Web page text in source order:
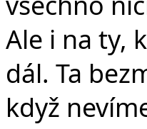
Ale i na ty,
dál. Ta
když